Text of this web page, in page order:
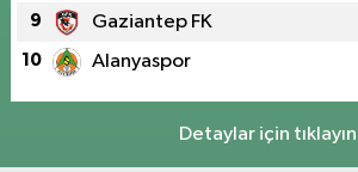
9 Gaziantep FK
10 Alanyaspor
Detaylar için tıklayın